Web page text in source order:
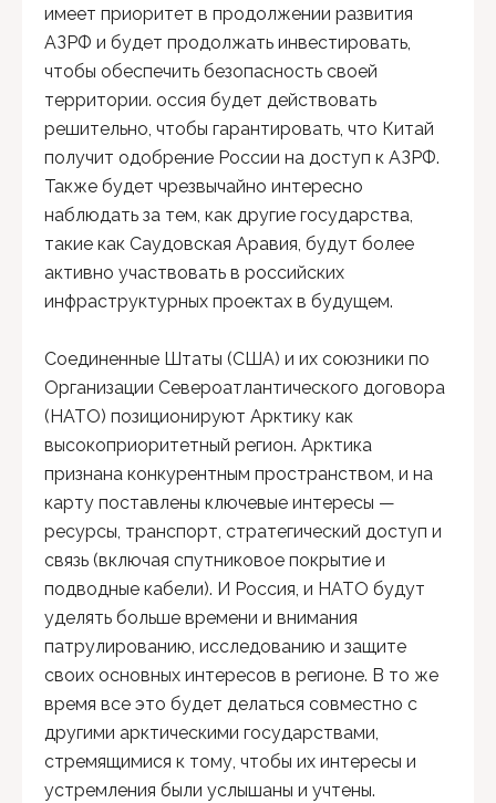
имеет приоритет в продолжении развития
АЗРФ и будет продолжать инвестировать,
чтобы обеспечить безопасность своей
территории. оссия будет действовать
решительно, чтобы гарантировать, что Китай
получит одобрение России на доступ к АЗРФ.
Также будет чрезвычайно интересно
наблюдать за тем, как другие государства,
такие как Саудовская Аравия, будут более
активно участвовать в российских
инфраструктурных проектах в будущем.
Соединенные Штаты (США) и их союзники по
Организации Североатлантического договора
(НАТО) позиционируют Арктику как
высокоприоритетный регион. Арктика
признана конкурентным пространством, и на
карту поставлены ключевые интересы —
ресурсы, транспорт, стратегический доступ и
связь (включая спутниковое покрытие и
подводные кабели). И Россия, и НАТО будут
уделять больше времени и внимания
патрулированию, исследованию и защите
своих основных интересов в регионе. В то же
время все это будет делаться совместно с
другими арктическими государствами,
стремящимися к тому, чтобы их интересы и
устремления были услышаны и учтены.